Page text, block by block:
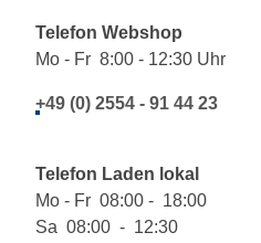
Telefon Webshop
Mo - Fr 8:00 - 12:30 Uhr
+49 (0) 2554 - 91 44 23
Telefon Laden lokal
Mo - Fr 08:00 - 18:00
Sa 08:00 - 12:30